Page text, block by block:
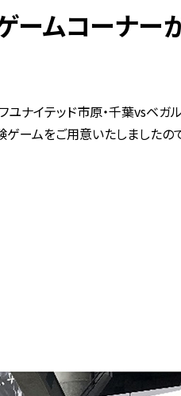
ムコーナー
イテッド市原・千葉vsベガル
ームをご用意いたしましたの